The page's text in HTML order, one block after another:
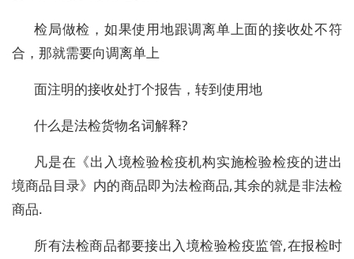
检局做检，如果使用地跟调离单上面的接收处不符
合，那就需要向调离单上
面注明的接收处打个报告，转到使用地
什么是法检货物名词解释?
凡是在《出入境检验检疫机构实施检验检疫的进出
境商品目录》内的商品即为法检商品,其余的就是非法检
商品.
所有法检商品都要接出入境检验检疫监管,在报检时